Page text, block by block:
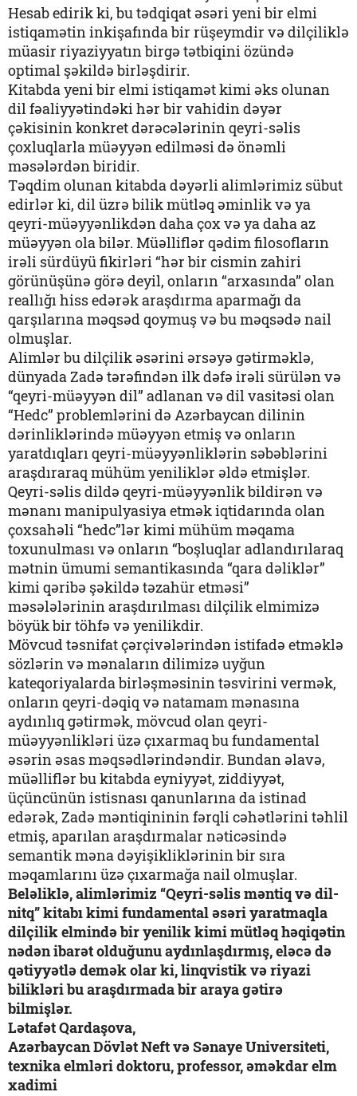
Hesab edirik ki, bu tədqiqat əsəri yeni bir elmi
istiqamətin inkişafında bir rüşeymdir və dilçiliklə
müasir riyaziyyatın birgə tətbiqini özündə
optimal şəkildə birləşdirir.
Kitabda yeni bir elmi istiqamət kimi əks olunan
dil fəaliyyətindəki hər bir vahidin dəyər
çəkisinin konkret dərəcələrinin qeyri-səlis
çoxluqlarla müəyyən edilməsi də önəmli
məsələrdən biridir.
Təqdim olunan kitabda dəyərli alimlərimiz sübut
edirlər ki, dil üzrə bilik mütləq əminlik və ya
qeyri-müəyyənlikdən daha çox və ya daha az
müəyyən ola bilər. Müəlliflər qədim filosofların
irəli sürdüyü fikirləri “hər bir cismin zahiri
görünüşünə görə deyil, onların “arxasında” olan
reallığı hiss edərək araşdırma aparmağı da
qarşılarına məqsəd qoymuş və bu məqsədə nail
olmuşlar.
Alimlər bu dilçilik əsərini ərsəyə gətirməklə,
dünyada Zadə tərəfindən ilk dəfə irəli sürülən və
“qeyri-müəyyən dil” adlanan və dil vasitəsi olan
“Hedc” problemlərini də Azərbaycan dilinin
dərinliklərində müəyyən etmiş və onların
yaratdıqları qeyri-müəyyənliklərin səbəblərini
araşdıraraq mühüm yeniliklər əldə etmişlər.
Qeyri-səlis dildə qeyri-müəyyənlik bildirən və
mənanı manipulyasiya etmək iqtidarında olan
çoxsahəli “hedc”lər kimi mühüm məqama
toxunulması və onların “boşluqlar adlandırılaraq
mətnin ümumi semantikasında “qara dəliklər”
kimi qəribə şəkildə təzahür etməsi”
məsələlərinin araşdırılması dilçilik elmimizə
böyük bir töhfə və yenilikdir.
Mövcud təsnifat çərçivələrindən istifadə etməklə
sözlərin və mənaların dilimizə uyğun
kateqoriyalarda birləşməsinin təsvirini vermək,
onların qeyri-dəqiq və natamam mənasına
aydınlıq gətirmək, mövcud olan qeyri-
müəyyənlikləri üzə çıxarmaq bu fundamental
əsərin əsas məqsədlərindəndir. Bundan əlavə,
müəlliflər bu kitabda eyniyyət, ziddiyyət,
üçüncünün istisnası qanunlarına da istinad
edərək, Zadə məntiqininin fərqli cəhətlərini təhlil
etmiş, aparılan araşdırmalar nəticəsində
semantik məna dəyişikliklərinin bir sıra
məqamlarını üzə çıxarmağa nail olmuşlar.
Beləliklə, alimlərimiz “Qeyri-səlis məntiq və dil-
nitq” kitabı kimi fundamental əsəri yaratmaqla
dilçilik elmində bir yenilik kimi mütləq həqiqətin
nədən ibarət olduğunu aydınlaşdırmış, eləcə də
qətiyyətlə demək olar ki, linqvistik və riyazi
bilikləri bu araşdırmada bir araya gətirə
bilmişlər.
Lətafət Qardaşova,
Azərbaycan Dövlət Neft və Sənaye Universiteti,
texnika elmləri doktoru, professor, əməkdar elm
xadimi